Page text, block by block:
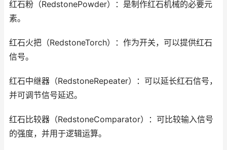
红石粉（RedstonePowder）：是制作红石机械的必要元
素。
红石火把（RedstoneTorch）：作为开关，可以提供红石
信号。
红石中继器（RedstoneRepeater）：可以延长红石信号，
并可调节信号延迟。
红石比较器（RedstoneComparator）：可比较输入信号
的强度，并用于逻辑运算。